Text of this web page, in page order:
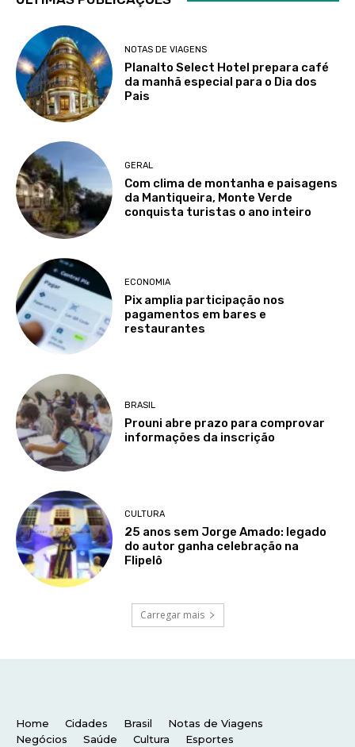
Home Cidades Brasil
Notas de Viagens
Negócios
Saúde Cultura Esportes